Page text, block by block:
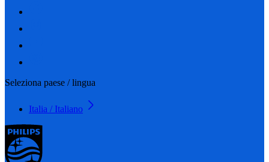
Seleziona paese / lingua
Italia / Italiano